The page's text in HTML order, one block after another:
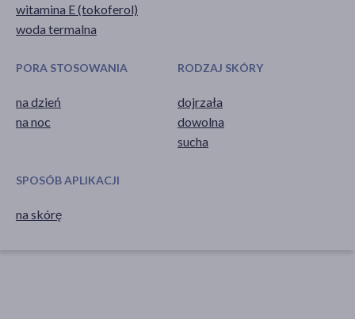
witamina E (tokoferol)
woda termalna
PORA STOSOWANIA
na dzień
na noc
RODZAJ SKÓRY
dojrzała
dowolna
sucha
SPOSÓB APLIKACJI
na skórę